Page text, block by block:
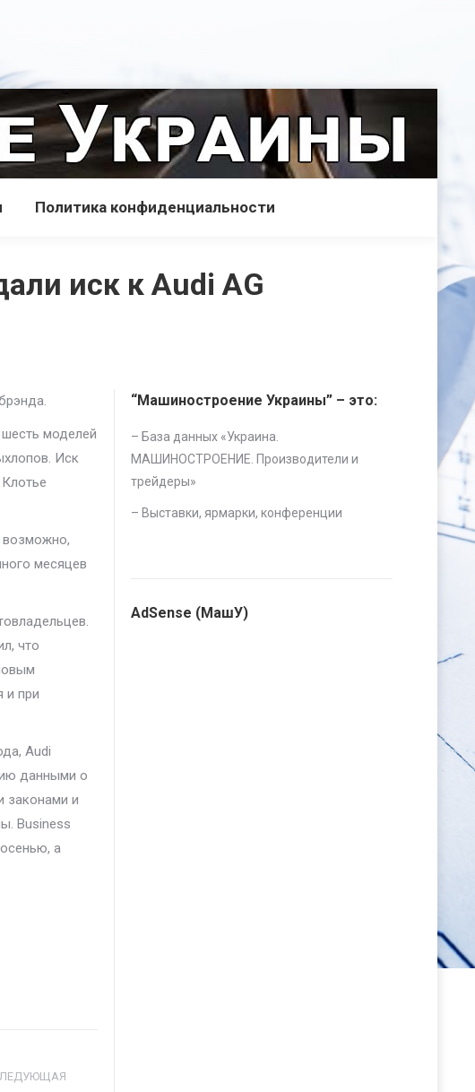
Политика конфиденциальности
иск к Audi AG
моделей
Иск
возможно,
месяцев
что
и при
Audi
данными о
законами и
Business
а
“Машиностроение Украины” – это:
– База данных «Украина.
МАШИНОСТРОЕНИЕ. Производители и
трейдеры»
– Выставки, ярмарки, конференции
AdSense (МашУ)